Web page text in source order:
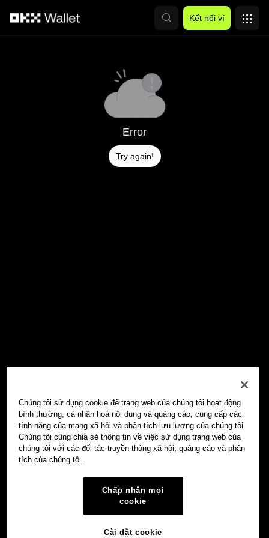
Kết nối ví
Error
Try again!
Chúng tôi sử dụng cookie để trang web của chúng tôi hoạt động
bình thường, cá nhân hoá nội dung và quảng cáo, cung cấp các
tính năng của mạng xã hội và phân tích lưu lượng của chúng tôi.
Chúng tôi cũng chia sẻ thông tin về việc sử dụng trang web của
chúng tôi với các đối tác truyền thông xã hội, quảng cáo và phân
tích của chúng tôi.
Chấp nhận mọi
cookie
Cài đặt cookie